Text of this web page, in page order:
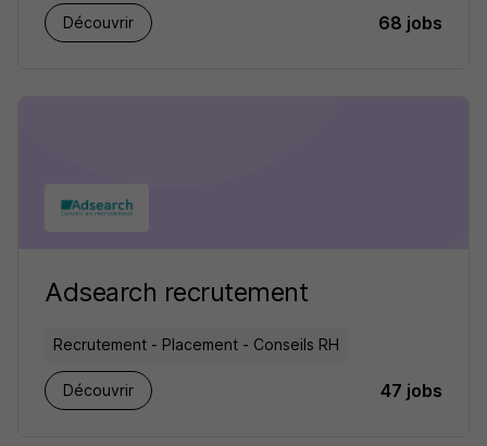
Découvrir 68 jobs
Adsearch recrutement
Recrutement - Placement - Conseils RH
Découvrir 47 jobs